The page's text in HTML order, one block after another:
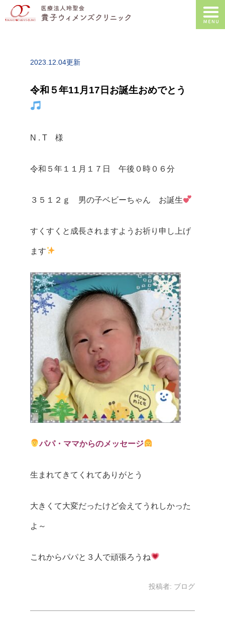
2023.12.04更新
令和５年11月17日お誕生おめでとう
N . T 様
令和５年１１月１７日 午後０時０６分
３５１２ｇ 男の子ベビーちゃん お誕生
すくすくと成長されますようお祈り申し上げ
ます
パパ・ママからのメッセージ
生まれてきてくれてありがとう
大きくて大変だったけど会えてうれしかった
よ～
これからパパと３人で頑張ろうね
投稿者: ブログ